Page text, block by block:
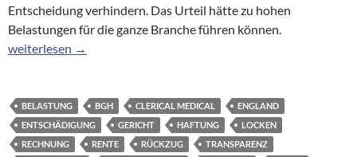
Entscheidung verhindern. Das Urteil hätte zu hohen
Belastungen für die ganze Branche führen können.
Rückzug: Clerical Medical verhindert Urteil
weiterlesen →
BELASTUNG BGH CLERICAL MEDICAL
ENGLAND
ENTSCHÄDIGUNG
GERICHT HAFTUNG
LOCKEN
RECHNUNG
RENTE RÜCKZUG
TRANSPARENZ